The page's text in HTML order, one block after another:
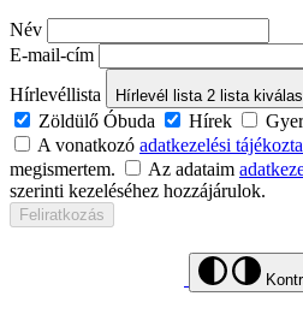
Név
E-mail-cím
Hírlevéllista
Hírlevél lista 2 lista
Zöldülő Óbuda Hírek
A vonatkozó adatkezelési
megismertem.
Az adataim
szerinti kezeléséhez hozzájárulok.
Feliratkozás